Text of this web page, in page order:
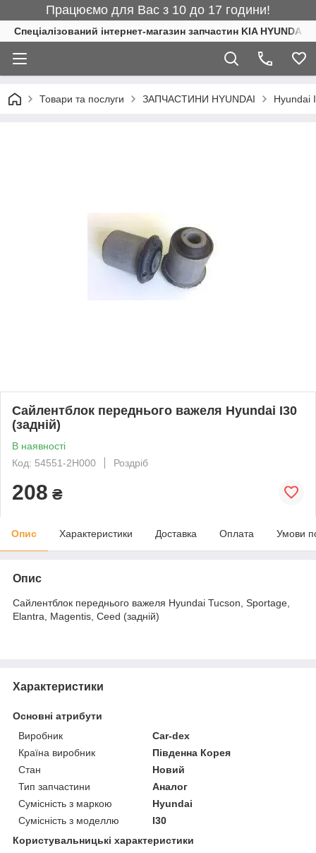
Працюємо для Вас з 10 до 17 години!
Спеціалізований інтернет-магазин запчастин KIA HYUNDAI
Товари та послуги ЗАПЧАСТИНИ HYUNDAI Hyundai
Сайлентблок переднього важеля Hyundai I30
(задній)
В наявності
Код: 54551-2H000
Роздріб
208 ₴
Опис Характеристики Доставка Оплата Умови
Опис
Сайлентблок переднього важеля Hyundai Tucson, Sportage,
Elantra, Magentis, Ceed (задній)
Характеристики
Основні атрибути
Виробник
Car-dex
Країна виробник
Південна Корея
Стан
Новий
Тип запчастини
Аналог
Сумісність з маркою
Hyundai
Сумісність з моделлю
I30
Користувальницькі характеристики